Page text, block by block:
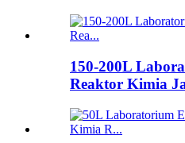
150-200L
Reaktor Kimia